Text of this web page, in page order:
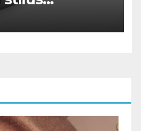
világgal